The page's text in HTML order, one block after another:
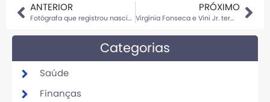
ANTERIOR
Fotógrafa que registrou nascimento do filho de MC Daniel e Lorena Maria desabafa
PRÓXIMO
Virgínia Fonseca e Vini Jr. terminam e web aponta motivo estratégico por trás da separação
Categorias
Saúde
Finanças